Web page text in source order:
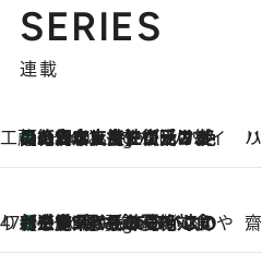
SERIES
連載
工藤まやのおもてなしハワイ
5 Hours Ago
【ハワイ土産】ローカルの絶大な支持で復活！ 絶品の幻クッキー《元ファンの日本人女性が受け継いだ名店》 ハワイ
47都道府県の手みやげ ひんやりスイーツで夏を満喫
5 Hours Ago
【三重県】この夏絶対食べたい 冷やしておいしいおやつ3選 お餅×アイスの新感覚スイーツ